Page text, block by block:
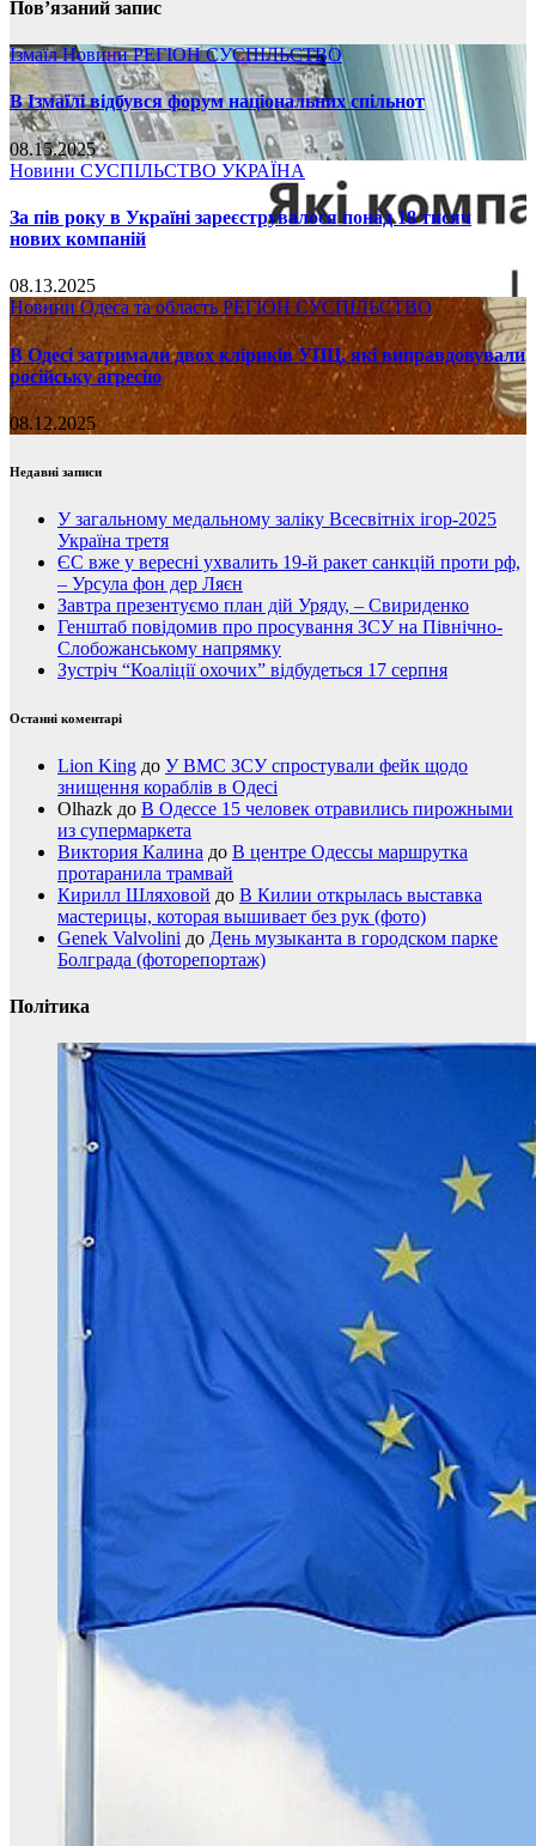
Пов’язаний запис
ІзмаїлНовиниРЕГІОНСУСПІЛЬСТВО
В Ізмаїлі відбувся форум національних спільнот
08.15.2025
Новини СУСПІЛЬСТВО УКРАЇНА
За пів року в Україні зареєструвалося понад 18 тисяч
нових компаній
08.13.2025
НовиниОдеса та область РЕГІОН СУСПІЛЬСТВО
В Одесі затримали двох кліриків УПЦ, які виправдовували
російську агресію
08.12.2025
Недавні записи
У загальному медальному заліку Всесвітніх ігор-2025
Україна третя
ЄС вже у вересні ухвалить 19-й ракет санкцій проти рф,
– Урсула фон дер Ляєн
Завтра презентуємо план дій Уряду, – Свириденко
Генштаб повідомив про просування ЗСУ на Північно-
Слобожанському напрямку
Зустріч “Коаліції охочих” відбудеться 17 серпня
Останні коментарі
Lion King до У ВМС ЗСУ спростували фейк щодо
знищення кораблів в Одесі
Olhazk до В Одессе 15 человек отравились пирожными
из супермаркета
Виктория Калина до В центре Одессы маршрутка
протаранила трамвай
Кирилл Шляховой до В Килии открылась выставка
мастерицы, которая вышивает без рук (фото)
Genek Valvolini до День музыканта в городском парке
Болграда (фоторепортаж)
Політика